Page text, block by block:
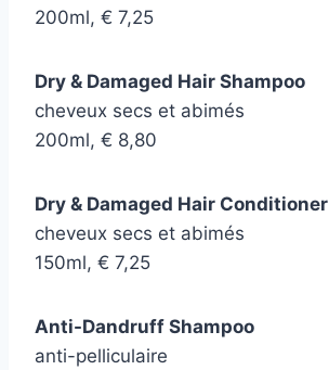
200ml, € 7,25
Dry & Damaged Hair Shampoo
cheveux secs et abimés
200ml, € 8,80
Dry & Damaged Hair Conditioner
cheveux secs et abimés
150ml, € 7,25
Anti-Dandruff Shampoo
anti-pelliculaire